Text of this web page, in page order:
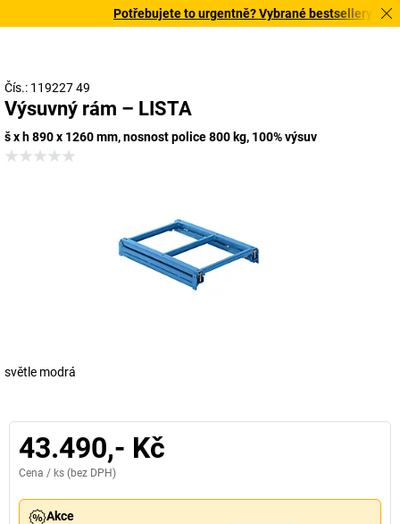
Potřebujete to urgentně? Vybrané bestsellery
Čís.: 119227 49
Výsuvný rám – LISTA
š x h 890 x 1260 mm, nosnost police 800 kg, 100% výsuv
světle modrá
43.490,- Kč
Cena / ks (bez DPH)
Akce